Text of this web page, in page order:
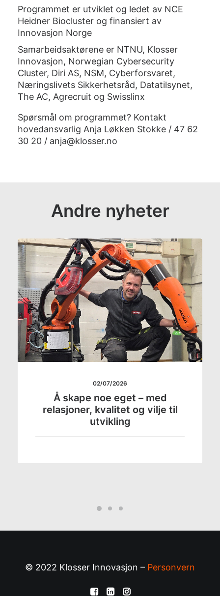
Programmet er utviklet og ledet av NCE
Heidner Biocluster og finansiert av
Innovasjon Norge
Samarbeidsaktørene er NTNU, Klosser
Innovasjon, Norwegian Cybersecurity
Cluster, Diri AS, NSM, Cyberforsvaret,
Næringslivets Sikkerhetsråd, Datatilsynet,
The AC, Agrecruit og Swisslinx
Spørsmål om programmet? Kontakt
hovedansvarlig Anja Løkken Stokke / 47 62
30 20 / anja@klosser.no
Andre nyheter
02/07/2026
Å skape noe eget – med
relasjoner, kvalitet og vilje til
utvikling
© 2022 Klosser Innovasjon – Personvern